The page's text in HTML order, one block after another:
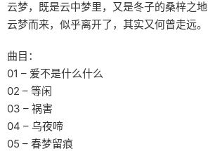
云梦，既是云中梦里，又是冬子的桑梓之
云梦而来，似乎离开了，其实又何曾走远。
曲目：
01 – 爱不是什么什么
02 – 等闲
03 – 祸害
04 – 乌夜啼
05 – 春梦留痕